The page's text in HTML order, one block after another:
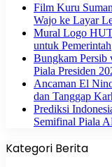
Film Kuru
Wajo ke Layar
Mural Logo
untuk Pemerintah
Bungkam Persib
Piala Presiden
Ancaman El
dan Tanggap
Prediksi
Semifinal Piala
Kategori Berita